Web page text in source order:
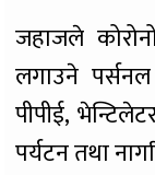
जहाजले
लगाउने पर्सनल
पीपीई,
पर्यटन तथा